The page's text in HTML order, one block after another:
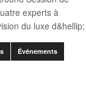
experts à
du luxe d&hellip;
Événements